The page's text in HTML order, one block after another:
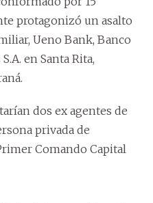
protagonizó un asalto
Ueno Bank, Banco
en Santa Rita,
dos ex agentes de
privada de
Comando Capital